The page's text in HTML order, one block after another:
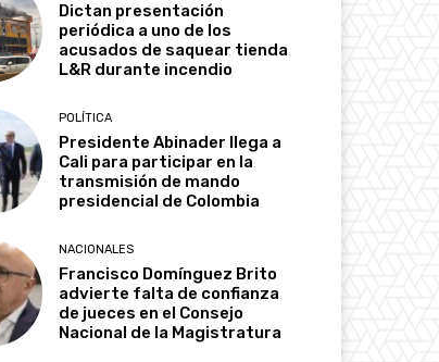
Dictan presentación
periódica a uno de los
acusados de saquear tienda
L&R durante incendio
POLÍTICA
Presidente Abinader llega a
Cali para participar en la
transmisión de mando
presidencial de Colombia
NACIONALES
Francisco Domínguez Brito
advierte falta de confianza
de jueces en el Consejo
Nacional de la Magistratura